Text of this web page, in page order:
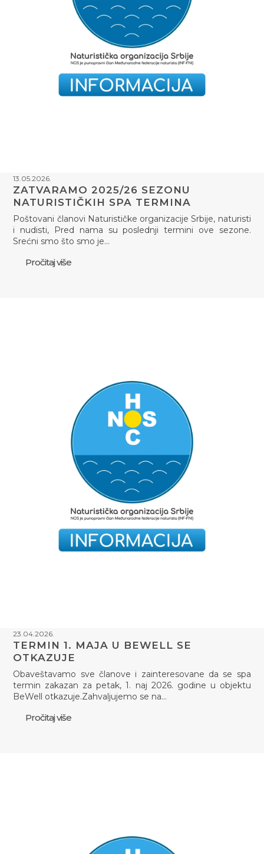
13.05.2026.
ZATVARAMO 2025/26 SEZONU
NATURISTIČKIH SPA TERMINA
Poštovani članovi Naturističke organizacije Srbije, naturisti
i nudisti, Pred nama su poslednji termini ove sezone.
Srećni smo što smo je…
Pročitaj više
23.04.2026.
TERMIN 1. MAJA U BEWELL SE
OTKAZUJE
Obaveštavamo sve članove i zainteresovane da se spa
termin zakazan za petak, 1. naj 2026. godine u objektu
BeWell otkazuje.Zahvaljujemo se na…
Pročitaj više